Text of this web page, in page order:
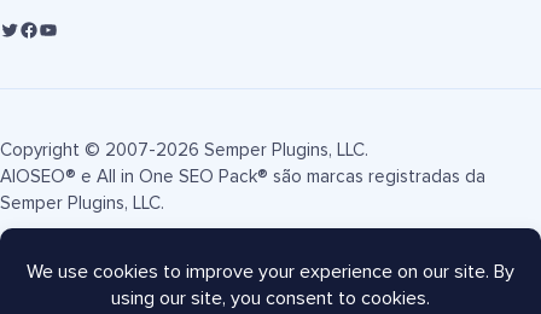
Copyright © 2007-2026 Semper Plugins, LLC.
AIOSEO® e All in One SEO Pack® são marcas registradas da
Semper Plugins, LLC.
Termos de Serviço Política de Privacidade
Divulgação FTC
Mapa do site
Cupom AIOSEO